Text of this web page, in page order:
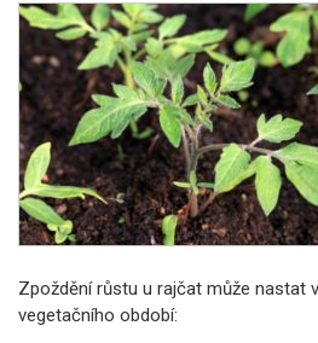
Zpoždění růstu u rajčat může nastat
vegetačního období: